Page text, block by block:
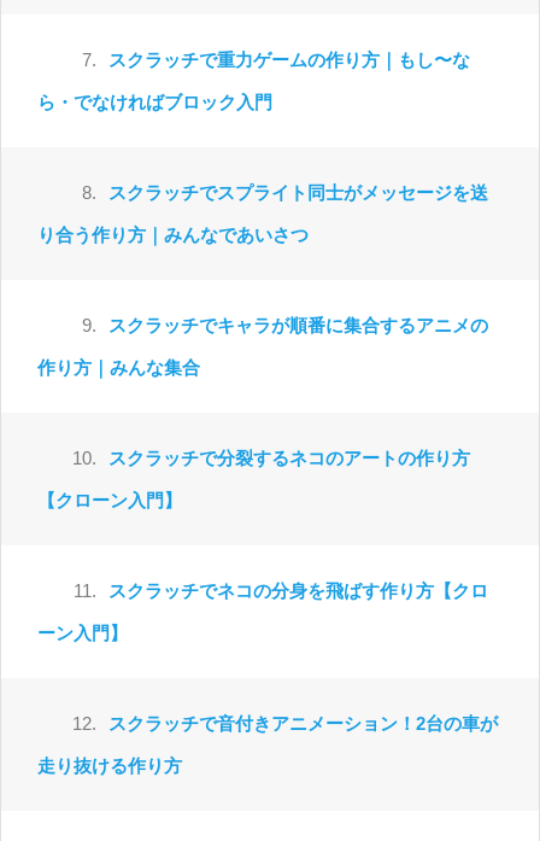
7. スクラッチで重力ゲームの作り方｜もし〜な
ら・でなければブロック入門
8. スクラッチでスプライト同士がメッセージを送
り合う作り方｜みんなであいさつ
9. スクラッチでキャラが順番に集合するアニメの
作り方｜みんな集合
10. スクラッチで分裂するネコのアートの作り方
【クローン入門】
11. スクラッチでネコの分身を飛ばす作り方【クロ
ーン入門】
12. スクラッチで音付きアニメーション！2台の車が
走り抜ける作り方